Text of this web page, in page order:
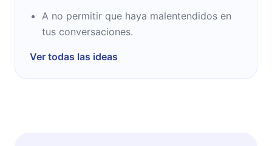
A no permitir que haya malentendidos en
tus conversaciones.
Ver todas las ideas